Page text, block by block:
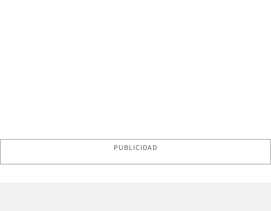
PUBLICIDAD